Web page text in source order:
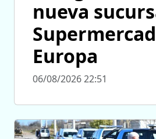
nueva
Europa
06/08/2026 22:51